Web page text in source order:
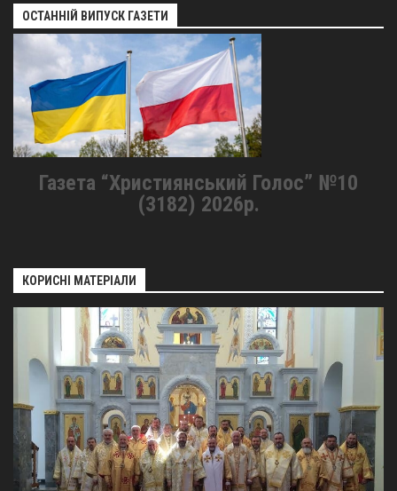
ОСТАННІЙ ВИПУСК ГАЗЕТИ
Газета “Християнський Голос” №10
(3182) 2026р.
КОРИСНІ МАТЕРІАЛИ